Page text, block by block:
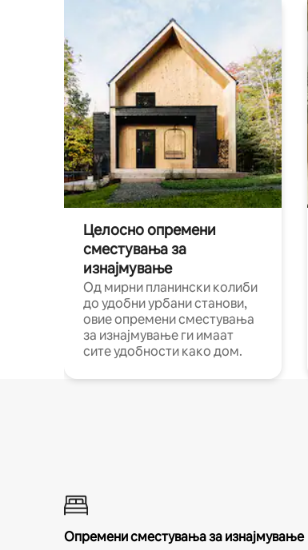
Целосно опремени
сместувања за
изнајмување
Од мирни планински колиби
до удобни урбани станови,
овие опремени сместувања
за изнајмување ги имаат
сите удобности како дом.
Опремени сместувања за изнајмување